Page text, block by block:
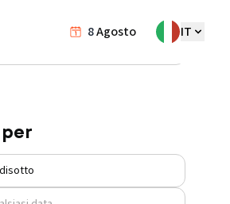
8Agosto IT
Eventi valdisotto